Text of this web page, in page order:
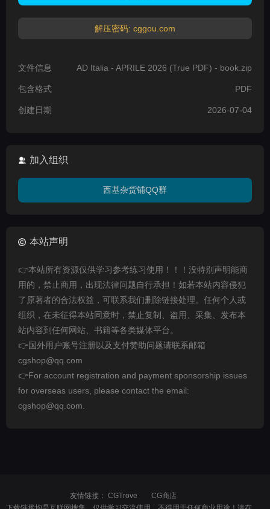
解压密码: cggou.com
文件信息 AD Italia - APRILE 2026 (True PDF) - book.zip
包含格式 PDF
创建日期 2026-07-04
加入组织
西基杂货铺QQ群
本站声明
👉本站所有资源仅供学习参考练习使用！！！没特别声明能商
用的，禁止商用，出现法律问题自行承担！如若本站内容侵犯
了原著者的合法权益，可联系我们删除链接处理。任何个人或
组织，在未征得本站同意时，禁止复制、盗用、采集、发布本
站内容到任何网站、书籍等各类媒体平台。
👉国外用户账号注册以及支付赞助问题请联系邮箱
cgshop@qq.com
👉For account registration and payment sponsorship issues
for overseas users, please contact the email:
cgshop@qq.com.
友情链接： CGTrove
CG商店